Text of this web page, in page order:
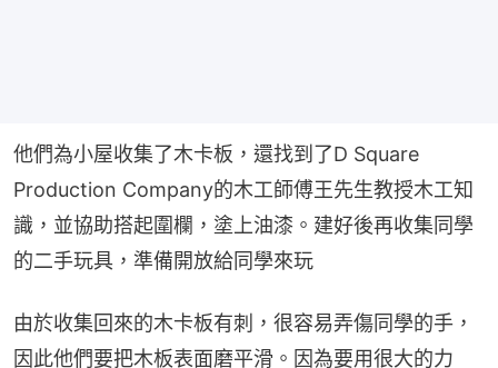
他們為小屋收集了木卡板，還找到了D Square
Production Company的木工師傅王先生教授木工知
識，並協助搭起圍欄，塗上油漆。建好後再收集同學
的二手玩具，準備開放給同學來玩
由於收集回來的木卡板有刺，很容易弄傷同學的手，
因此他們要把木板表面磨平滑。因為要用很大的力